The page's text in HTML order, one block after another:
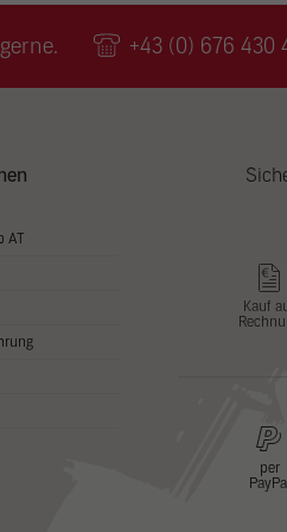
+43 (0) 676 430
AT
Kauf
per
PayPal
zu